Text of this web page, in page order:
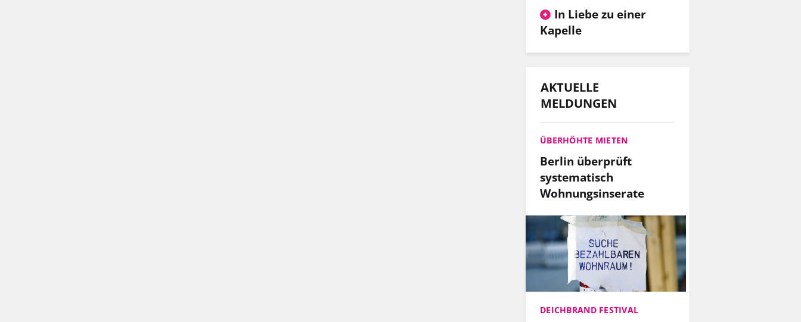
In Liebe zu einer
Kapelle
AKTUELLE
MELDUNGEN
ÜBERHÖHTE MIETEN
Berlin überprüft
systematisch
Wohnungsinserate
DEICHBRAND FESTIVAL